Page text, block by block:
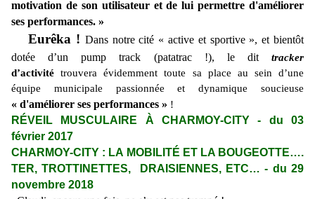
motivation de son utilisateur et de lui permettre d'améliorer
ses performances. »
Eurêka ! Dans notre cité « active et sportive », et bientôt
dotée d’un pump track (patatrac !), le dittracker
d’activité trouvera évidemment toute sa place au sein d’une
équipe municipale passionnée et dynamique soucieuse
« d'améliorer ses performances » !
RÉVEIL MUSCULAIRE À CHARMOY-CITY - du 03
février 2017
CHARMOY-CITY : LA MOBILITÉ ET LA BOUGEOTTE….
TER, TROTTINETTES, DRAISIENNES, ETC… - du 29
novembre 2018